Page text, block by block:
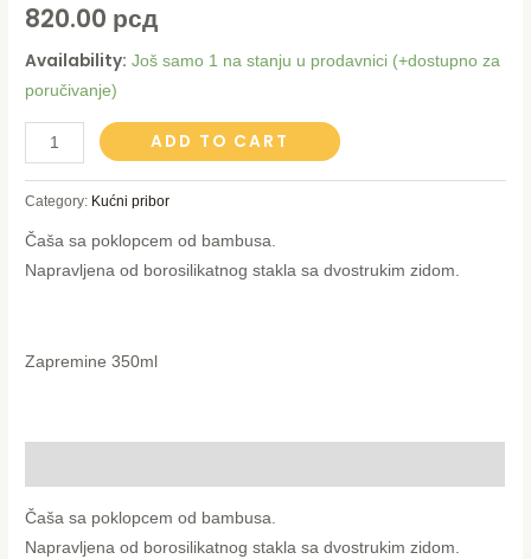
820.00 рсд
Availability: Još samo 1 na stanju u prodavnici (+dostupno za
poručivanje)
Čaša
od
borosilikatnog
ADD TO CART
Category: Kućni pribor
Čaša sa poklopcem od bambusa.
Napravljena od borosilikatnog stakla sa dvostrukim zidom.
Zapremine 350ml
Čaša sa poklopcem od bambusa.
Napravljena od borosilikatnog stakla sa dvostrukim zidom.